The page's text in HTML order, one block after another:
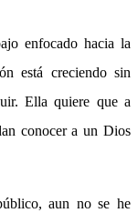
enfocado hacia la
está creciendo sin
Ella quiere que a
conocer a un Dios
aun no se he